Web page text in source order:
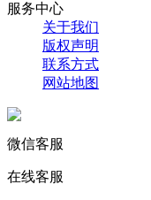
服务中心
关于我们
版权声明
联系方式
网站地图
微信客服
在线客服